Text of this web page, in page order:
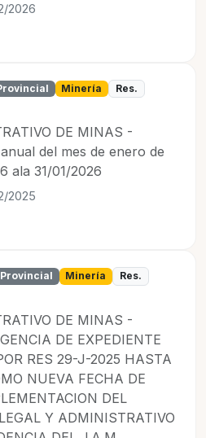
2026
Minería
Res.
DE MINAS -
del mes de enero de
ala 31/01/2026
2025
Provincial Minería
Res.
DE MINAS -
DE EXPEDIENTE
RES 29-J-2025 HASTA
NUEVA FECHA DE
DEL
Y ADMINISTRATIVO